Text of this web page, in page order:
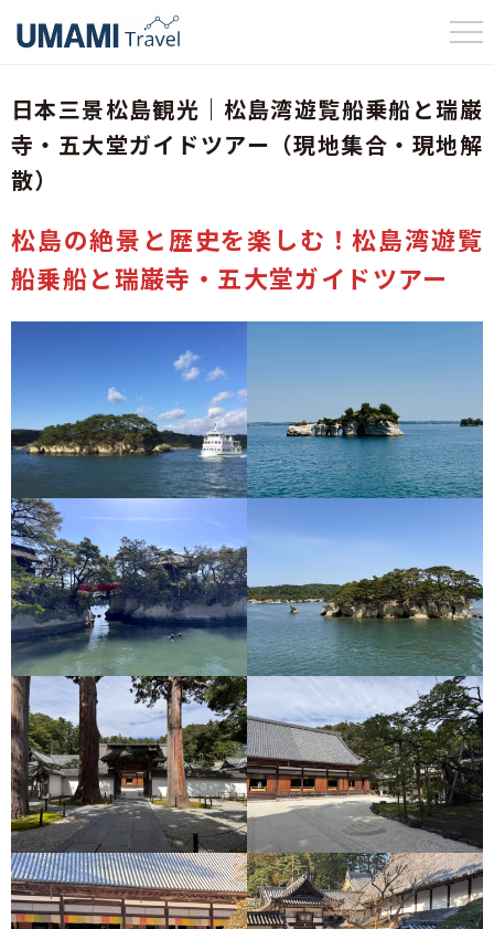
日本三景松島観光｜松島湾遊覧船乗船と瑞巌
寺・五大堂ガイドツアー（現地集合・現地解
散）
松島の絶景と歴史を楽しむ！松島湾遊覧
船乗船と瑞巌寺・五大堂ガイドツアー